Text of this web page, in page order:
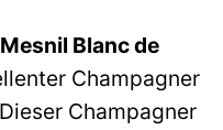
Blanc de
Champagner
Champagner